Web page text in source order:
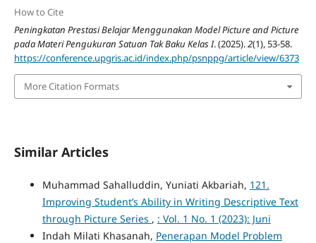
How to Cite
Peningkatan Prestasi Belajar Menggunakan Model Picture and Picture
pada Materi Pengukuran Satuan Tak Baku Kelas I. (2025).2(1), 53-58.
https://conference.upgris.ac.id/index.php/psnppg/article/view/6373
More Citation Formats
Similar Articles
Muhammad Sahalluddin, Yuniati Akbariah, 121.
Improving Student’s Ability in Writing Descriptive Text
through Picture Series , : Vol. 1 No. 1 (2023): Juni
Indah Milati Khasanah, Penerapan Model Problem